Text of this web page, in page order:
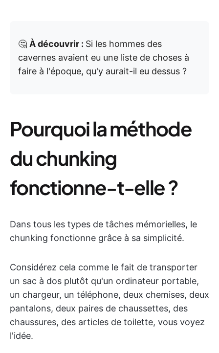
🤔 À découvrir : Si les hommes des
cavernes avaient eu une liste de choses à
faire à l'époque, qu'y aurait-il eu dessus ?
Pourquoi la méthode
du chunking
fonctionne-t-elle ?
Dans tous les types de tâches mémorielles, le
chunking fonctionne grâce à sa simplicité.
Considérez cela comme le fait de transporter
un sac à dos plutôt qu'un ordinateur portable,
un chargeur, un téléphone, deux chemises, deux
pantalons, deux paires de chaussettes, des
chaussures, des articles de toilette, vous voyez
l'idée.